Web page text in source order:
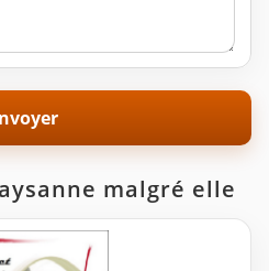
malgré elle